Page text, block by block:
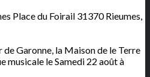
Place du Foirail 31370 Rieumes
de Garonne, la Maison de le Terre
musicale le Samedi 22 août à